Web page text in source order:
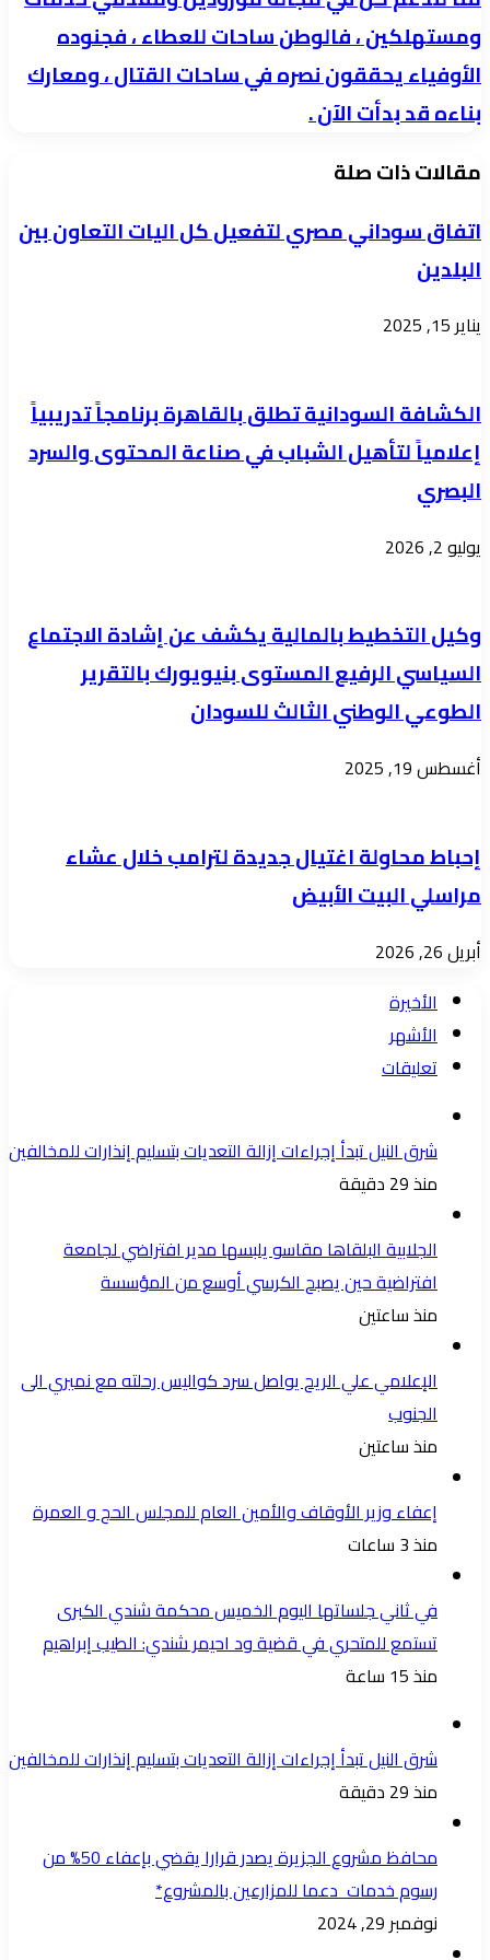
أمواله
،
فلا
قروض
خدمات
لمن
هم
الملايين
حتى
وإن
كان
هناك
النذر
اليسير
إرجاعه
تبلغ
نسباً
خيالية
جداً
مجرد
التفكير
ذلك
ضرب
من
المجازفة
ذلك
الضحك
ارجع
النسبة
منكم
قرض؟؟!)
عموما
العملة
ومستهلكين ، فالوطن ساحات للعطاء ، فجنوده
الأوفياء يحققون نصره في ساحات القتال ، ومعارك
بناءه قد بدأت الآن .
مقالات ذات صلة
اتفاق سوداني مصري لتفعيل كل اليات التعاون بين
البلدين
يناير 15, 2025
الكشافة السودانية تطلق بالقاهرة برنامجاً تدريبياً
إعلامياً لتأهيل الشباب في صناعة المحتوى والسرد
البصري
يوليو 2, 2026
وكيل التخطيط بالمالية يكشف عن إشادة الاجتماع
السياسي الرفيع المستوى بنيويورك بالتقرير
الطوعي الوطني الثالث للسودان
أغسطس 19, 2025
إحباط محاولة اغتيال جديدة لترامب خلال عشاء
مراسلي البيت الأبيض
أبريل 26, 2026
الأخيرة
الأشهر
تعليقات
شرق النيل تبدأ إجراءات إزالة التعديات بتسليم إنذارات للمخالفين
منذ 29 دقيقة
الجلابية البلقاها مقاسو يلبسها ​مدير افتراضي لجامعة
افتراضية حين يصبح الكرسي أوسع من المؤسسة
منذ ساعتين
الإعلامي علي الريح يواصل سرد كواليس رحلته مع نميري الى
الجنوب
منذ ساعتين
إعفاء وزير الأوقاف والأمين العام للمجلس الحج و العمرة
منذ 3 ساعات
في ثاني جلساتها اليوم الخميس محكمة شندي الكبرى
تستمع للمتحري في قضية ود احيمر شندي: الطيب إبراهيم
منذ 15 ساعة
شرق النيل تبدأ إجراءات إزالة التعديات بتسليم إنذارات للمخالفين
منذ 29 دقيقة
محافظ مشروع الجزيرة يصدر قرارا يقضي بإعفاء 50% من
رسوم خدمات دعما للمزارعين بالمشروع*
نوفمبر 29, 2024